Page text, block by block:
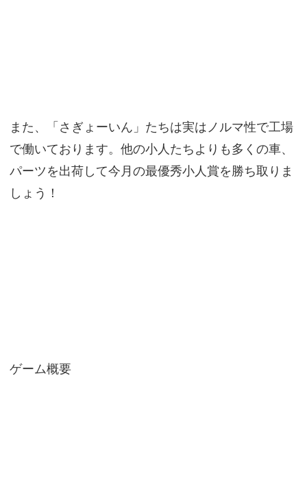
また、「さぎょーいん」たちは実はノルマ性で工場
で働いております。他の小人たちよりも多くの車、
パーツを出荷して今月の最優秀小人賞を勝ち取りま
しょう！
ゲーム概要